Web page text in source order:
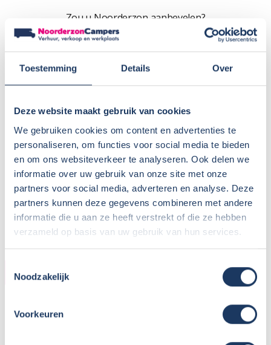
Toestemming Details Over
Deze website maakt gebruik van cookies
We gebruiken cookies om content en advertenties te
personaliseren, om functies voor social media te bieden
en om ons websiteverkeer te analyseren. Ook delen we
informatie over uw gebruik van onze site met onze
partners voor social media, adverteren en analyse. Deze
partners kunnen deze gegevens combineren met andere
informatie die u aan ze heeft verstrekt of die ze hebben
verzameld op basis van uw gebruik van hun services.
Noodzakelijk
Voorkeuren
Zou u Noorderzon aanbevelen?
Ja want jullie zijn een mooi bedrijf
KOPER
Plaats / Provincie: